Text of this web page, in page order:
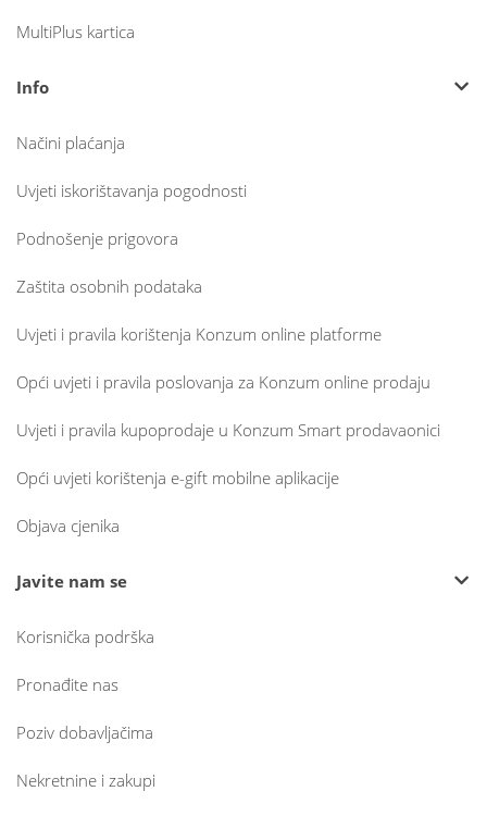
MultiPlus kartica
Info
Načini plaćanja
Uvjeti iskorištavanja pogodnosti
Podnošenje prigovora
Zaštita osobnih podataka
Uvjeti i pravila korištenja Konzum online platforme
Opći uvjeti i pravila poslovanja za Konzum online prodaju
Uvjeti i pravila kupoprodaje u Konzum Smart prodavaonici
Opći uvjeti korištenja e-gift mobilne aplikacije
Objava cjenika
Javite nam se
Korisnička podrška
Pronađite nas
Poziv dobavljačima
Nekretnine i zakupi